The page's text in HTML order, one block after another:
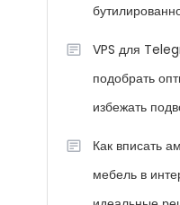
VPS для
подобрать
избежать
Как вписать
мебель в